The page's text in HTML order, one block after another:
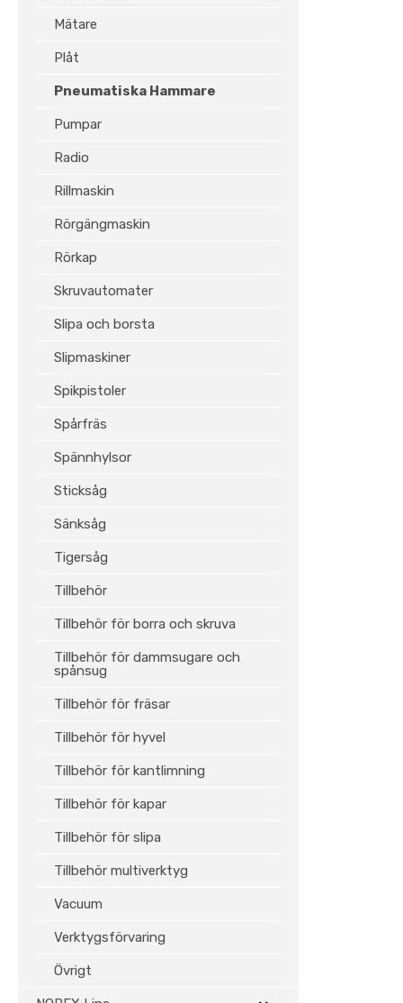
Mätare
Plåt
Pneumatiska Hammare
Pumpar
Radio
Rillmaskin
Rörgängmaskin
Rörkap
Skruvautomater
Slipa och borsta
Slipmaskiner
Spikpistoler
Spårfräs
Spännhylsor
Sticksåg
Sänksåg
Tigersåg
Tillbehör
Tillbehör för borra och skruva
Tillbehör för dammsugare och
spånsug
Tillbehör för fräsar
Tillbehör för hyvel
Tillbehör för kantlimning
Tillbehör för kapar
Tillbehör för slipa
Tillbehör multiverktyg
Vacuum
Verktygsförvaring
Övrigt